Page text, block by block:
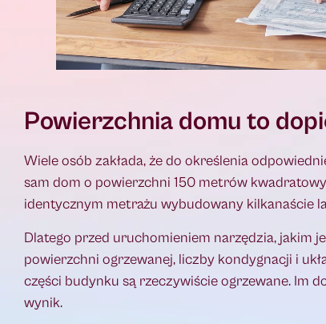
Powierzchnia domu to
Wiele osób zakłada, że do określenia
sam dom o powierzchni 150 metrów
identycznym metrażu wybudowany kilkanaście
Dlatego przed uruchomieniem narzędzia, jakim
powierzchni ogrzewanej, liczby kondygnacji i
części budynku są rzeczywiście ogrzewane. Im
wynik.